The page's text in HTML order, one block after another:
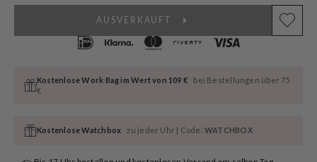
AUSVERKAUFT
Kostenlose Work Bag im Wert von 109 €
bei Bestellungen über 75
€
Kostenlose Watchbox zu jeder Uhr | Code:WATCHBOX